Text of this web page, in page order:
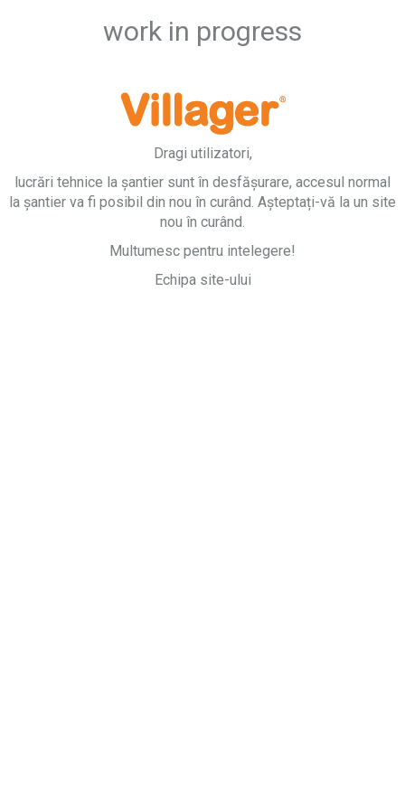
work in progress
Dragi utilizatori,
lucrări tehnice la șantier sunt în desfășurare, accesul normal
la șantier va fi posibil din nou în curând. Așteptați-vă la un site
nou în curând.
Multumesc pentru intelegere!
Echipa site-ului